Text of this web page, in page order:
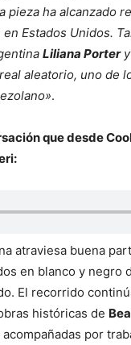
pieza ha alcanzado
Estados Unidos.
Liliana Portery
aleatorio, uno de
.
que desde
atraviesa buena
en blanco y negro
El recorrido
históricas de
por